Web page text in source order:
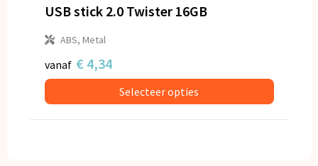
USB stick 2.0 Twister 16GB
ABS, Metal
vanaf € 4,34
Selecteer opties